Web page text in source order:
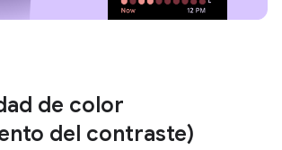
de color
del contraste)